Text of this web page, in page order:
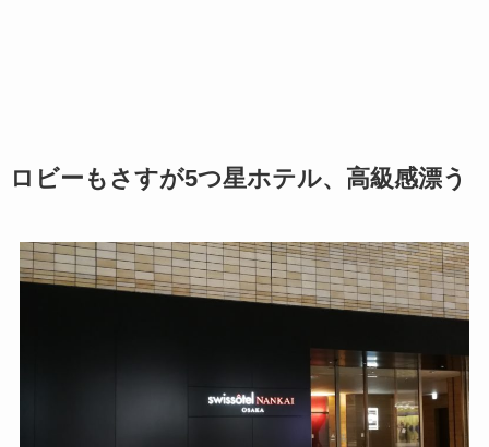
ロビーもさすが5つ星ホテル、高級感漂う